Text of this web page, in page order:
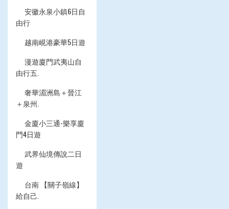
安徽永泉小鎮6日自
由行
越南峴港豪華5日遊
漫遊廈門武夷山自
由行五.
奢華湄洲島＋晉江
＋泉州.
金廈小三通-樂享廈
門4日遊
武界仙境傳說二日
遊
台南 【關子嶺線】
給自己.